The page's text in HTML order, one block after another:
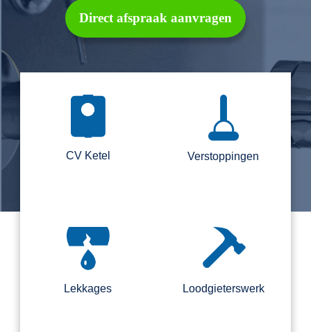
Direct afspraak aanvragen
CV Ketel Verstoppingen
Lekkages Loodgieterswerk